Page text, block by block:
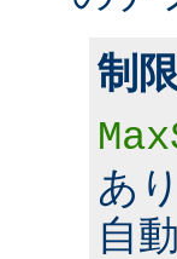
制
あ
自